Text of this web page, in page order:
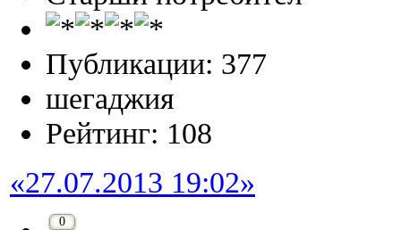
Публикации: 377
шегаджия
Рейтинг: 108
«27.07.2013 19:02»
0